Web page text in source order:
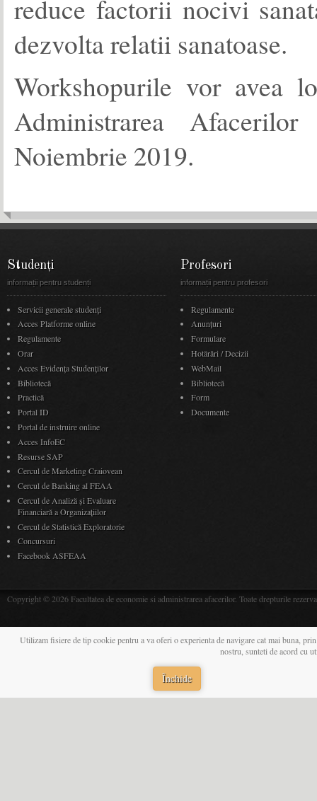
reduce factorii nocivi
dezvolta relatii sanatoase.
Workshopurile vor avea
Administrarea
Noiembrie 2019.
Studenți
informații pentru studenți
Servicii generale studenți
Acces Platforme online
Regulamente
Orar
Acces Evidenţa Studenţilor
Bibliotecă
Practică
Portal ID
Portal de instruire online
Acces InfoEC
Resurse SAP
Cercul de Marketing Craiovean
Cercul de Banking al FEAA
Cercul de Analiză și Evaluare
Financiară a Organizațiilor
Cercul de Statistică Exploratorie
Concursuri
Facebook ASFEAA
Profesori
informații pentru profesori
Regulamente
Anunţuri
Formulare
Hotărâri / Decizii
WebMail
Bibliotecă
Form
Documente
Copyright © 2026 Facultatea de economie si administrarea afacerilor. Toate drepturile
Utilizam fisiere de tip cookie pentru a va oferi o experienta de navigare cat mai buna,
nostru, sunteti de acord cu
Închide